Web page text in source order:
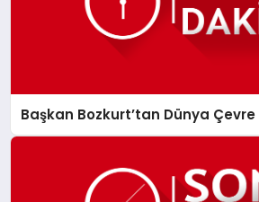
Başkan Bozkurt’tan Dünya Çevre